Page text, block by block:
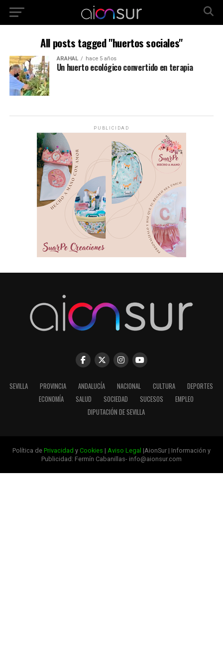
All posts tagged "huertos sociales"
ARAHAL hace 5 años
Un huerto ecológico convertido en terapia
PUBLICIDAD
SEVILLA PROVINCIA ANDALUCÍA NACIONAL CULTURA
DEPORTES
ECONOMÍA
SALUD SOCIEDAD SUCESOS
EMPLEO
DIPUTACIÓN DE SEVILLA
Política de Privacidad y Cookies | Aviso Legal |AionSur | Información y
Publicidad: Fermín Cabanillas- info@aionsur.com